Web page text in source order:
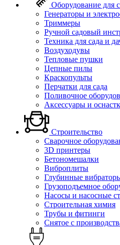
Оборудование для
Генераторы и
Триммеры
Ручной садовый
Техника для сада и
Воздуходувы
Тепловые пушки
Цепные пилы
Краскопульты
Перчатки для сада
Поливочное
Аксессуары и
Строительство
Сварочное
3D принтеры
Бетономешалки
Виброплиты
Глубинные
Грузоподъемное
Насосы и насосные
Строительная химия
Трубы и фитинги
Снятое с